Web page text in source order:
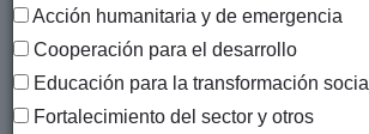
Acción humanitaria y de emergencia
Cooperación para el desarrollo
Educación para la transformación social
Fortalecimiento del sector y otros
456 PROYECTOS
Entidad
Entidad